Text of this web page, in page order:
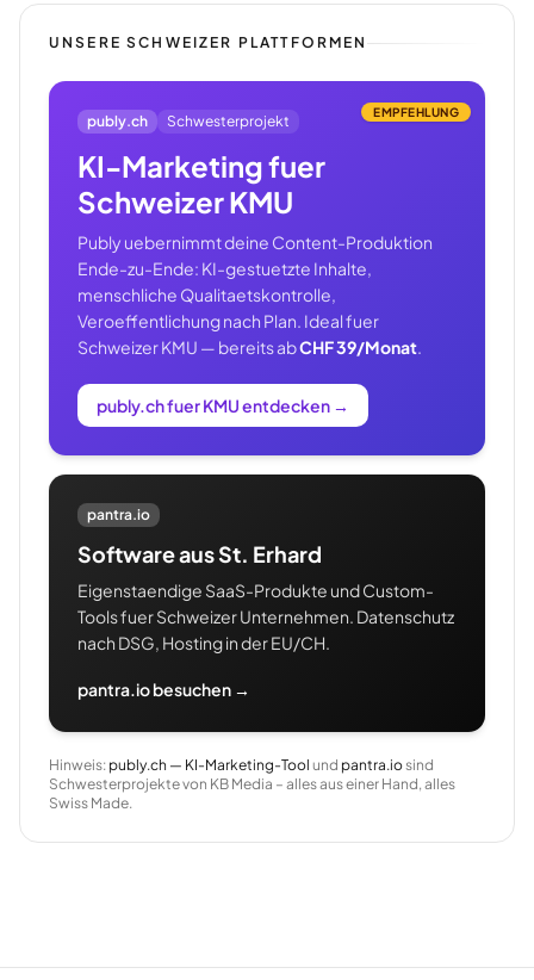
UNSERE SCHWEIZER PLATTFORMEN
EMPFEHLUNG
publy.ch Schwesterprojekt
KI-Marketing fuer
Schweizer KMU
Publy uebernimmt deine Content-Produktion
Ende-zu-Ende: KI-gestuetzte Inhalte,
menschliche Qualitaetskontrolle,
Veroeffentlichung nach Plan. Ideal fuer
Schweizer KMU — bereits abCHF 39/Monat.
publy.ch fuer KMU entdecken →
pantra.io
Software aus St. Erhard
Eigenstaendige SaaS-Produkte und Custom-
Tools fuer Schweizer Unternehmen. Datenschutz
nach DSG, Hosting in der EU/CH.
pantra.io besuchen →
Hinweis: publy.ch — KI-Marketing-Tool und pantra.iosind
Schwesterprojekte von KB Media – alles aus einer Hand, alles
Swiss Made.